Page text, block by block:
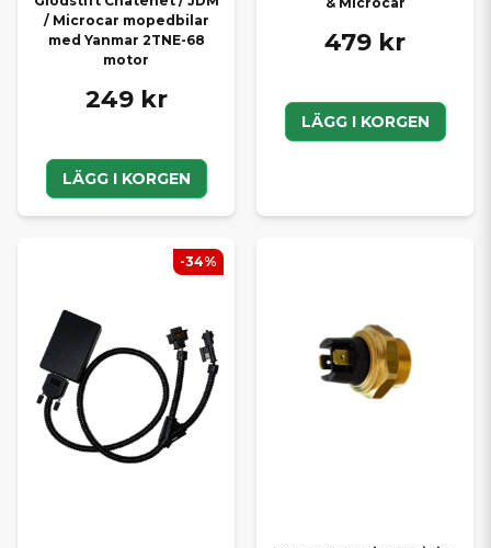
/ Microcar mopedbilar
med Yanmar 2TNE-68
motor
249 kr
LÄGG I KORGEN
479 kr
LÄGG I KORGEN
-34%